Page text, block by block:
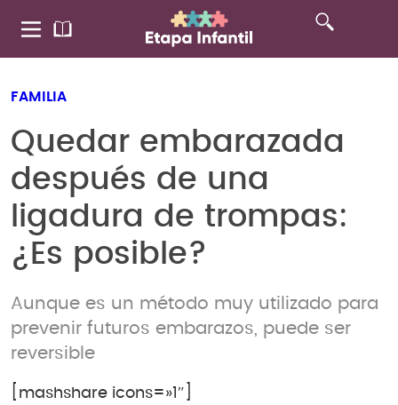
FAMILIA
Quedar embarazada
después de una
ligadura de trompas:
¿Es posible?
Aunque es un método muy utilizado para
prevenir futuros embarazos, puede ser
reversible
[mashshare icons=»1″]